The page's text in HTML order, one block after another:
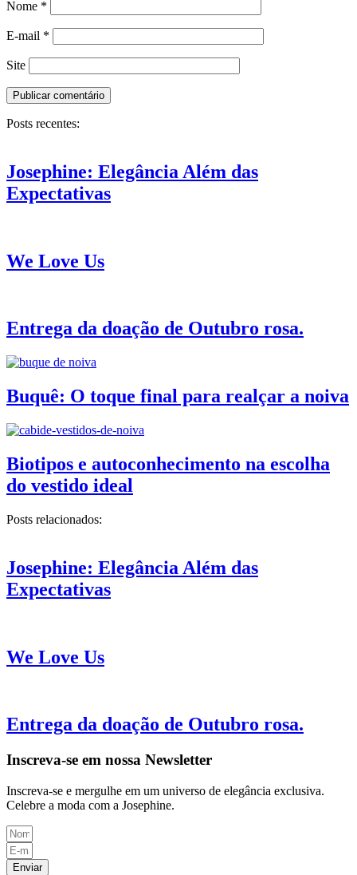
Nome *
E-mail *
Site
Posts recentes:
Josephine: Elegância Além das
Expectativas
We Love Us
Entrega da doação de Outubro rosa.
Buquê: O toque final para realçar a noiva
Biotipos e autoconhecimento na escolha
do vestido ideal
Posts relacionados:
Josephine: Elegância Além das
Expectativas
We Love Us
Entrega da doação de Outubro rosa.
Inscreva-se em nossa Newsletter
Inscreva-se e mergulhe em um universo de elegância exclusiva.
Celebre a moda com a Josephine.
Enviar